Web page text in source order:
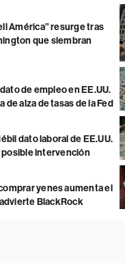
América” resurge tras
que siembran
de empleo en EE.UU.
alza de tasas de la Fed
dato laboral de EE.UU.
posible intervención
yenes aumenta el
BlackRock